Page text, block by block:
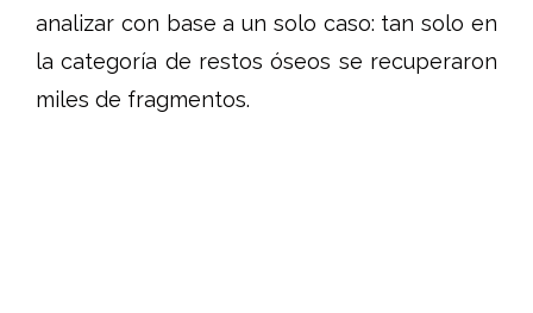
analizar con base a un solo caso: tan solo en
la categoría de restos óseos se recuperaron
miles de fragmentos.